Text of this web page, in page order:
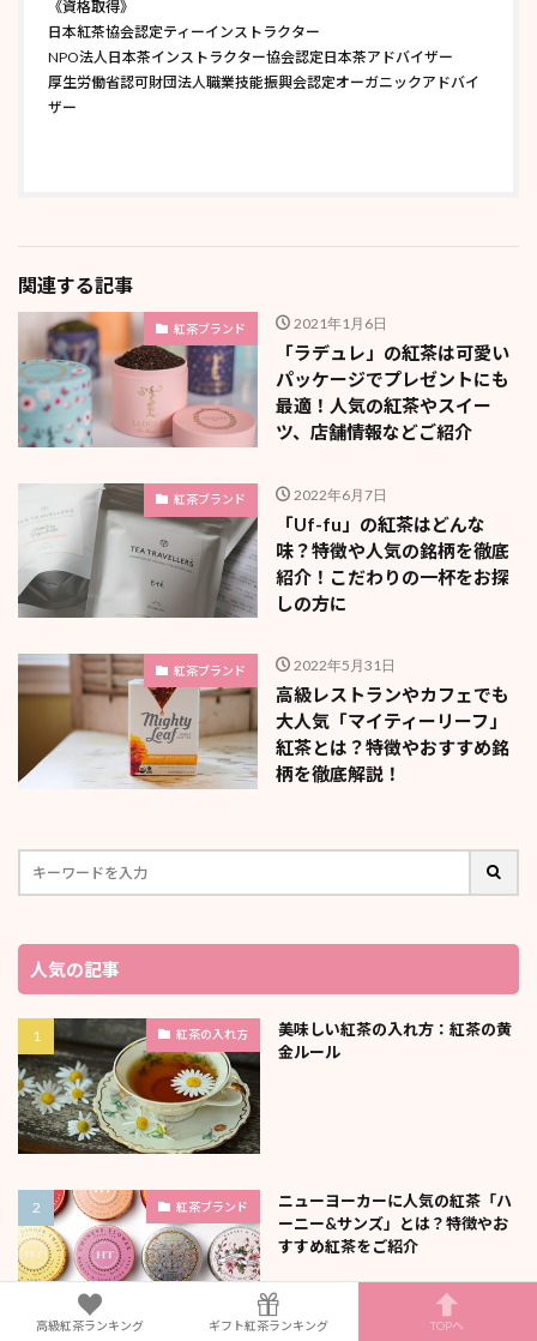
《資格取得》
日本紅茶協会認定ティーインストラクター
NPO法人日本茶インストラクター協会認定日本茶アドバイザー
厚生労働省認可財団法人職業技能振興会認定オーガニックアドバイ
ザー
関連する記事
紅茶ブランド 2021年1月6日
「ラデュレ」の紅茶は可愛い
パッケージでプレゼントにも
最適！人気の紅茶やスイー
ツ、店舗情報などご紹介
紅茶ブランド 2022年6月7日
「Uf-fu」の紅茶はどんな
味？特徴や人気の銘柄を徹底
紹介！こだわりの一杯をお探
しの方に
紅茶ブランド 2022年5月31日
高級レストランやカフェでも
大人気「マイティーリーフ」
紅茶とは？特徴やおすすめ銘
柄を徹底解説！
人気の記事
紅茶の入れ方
美味しい紅茶の入れ方：紅茶の黄
金ルール
紅茶ブランド
ニューヨーカーに人気の紅茶「ハ
ーニー&サンズ」とは？特徴やお
すすめ紅茶をご紹介
高級紅茶ランキング ギフト紅茶ランキング TOPへ